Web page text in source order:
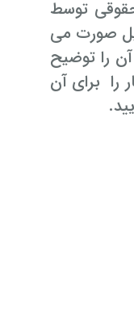
توسط
صورت می
را توضیح
را برای آن